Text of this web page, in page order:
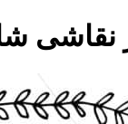
نقاشی